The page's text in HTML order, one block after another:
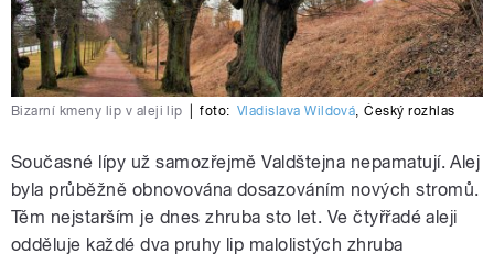
Bizarní kmeny lip v aleji lip foto: Vladislava Wildová,Český rozhlas
Současné lípy už samozřejmě Valdštejna nepamatují. Alej
byla průběžně obnovována dosazováním nových stromů.
Těm nejstarším je dnes zhruba sto let. Ve čtyřřadé aleji
odděluje každé dva pruhy lip malolistých zhruba